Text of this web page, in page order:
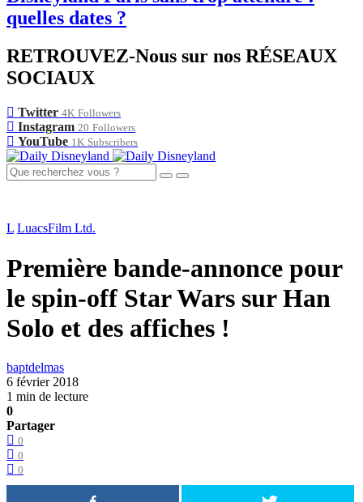
quelles dates ?
RETROUVEZ-Nous sur nos RÉSEAUX
SOCIAUX
Twitter 4K Followers
Instagram 20 Followers
YouTube 1K Subscribers
L LuacsFilm Ltd.
Première bande-annonce pour
le spin-off Star Wars sur Han
Solo et des affiches !
baptdelmas
6 février 2018
1 min de lecture
0
Partager
0
0
0